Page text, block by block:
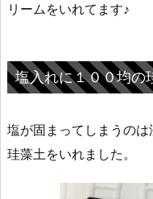
リームをいれてます♪
塩入れに１００均の
塩が固まってしまうの
珪藻土をいれました。